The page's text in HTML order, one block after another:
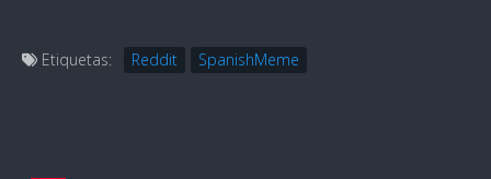
Etiquetas: Reddit SpanishMeme